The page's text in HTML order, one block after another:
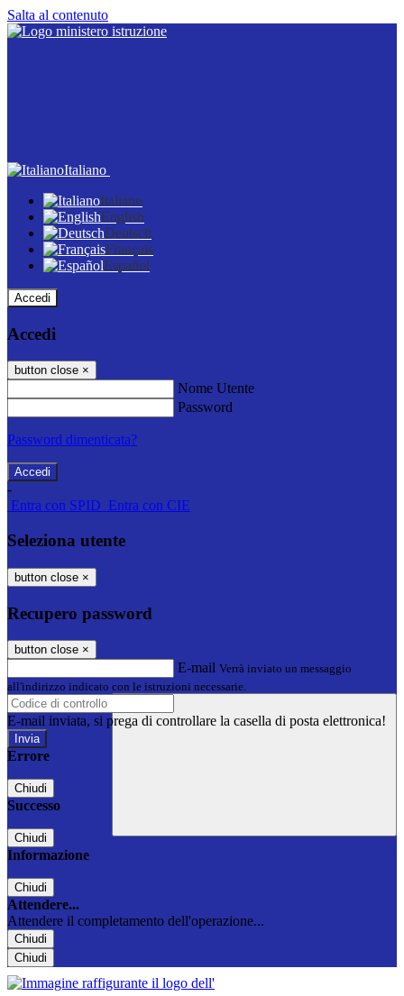
Salta al contenuto
Italiano
Italiano
English
Deutsch
Français
Español
Accedi
Accedi
button close ×
Nome Utente
Password
Password dimenticata?
-
Entra con SPID Entra con CIE
Seleziona utente
button close ×
Recupero password
button close ×
E-mail Verrà inviato un messaggio
all'indirizzo indicato con le istruzioni necessarie.
E-mail inviata, si prega di controllare la casella di posta elettronica!
Errore
Chiudi
Successo
Chiudi
Informazione
Chiudi
Attendere...
Attendere il completamento dell'operazione...
Chiudi
Chiudi